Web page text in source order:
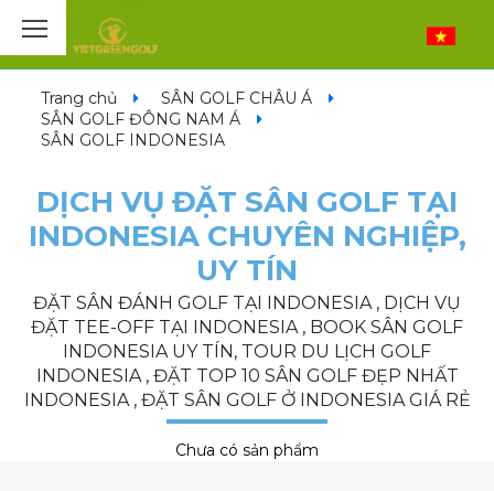
Trang chủ
SÂN GOLF CHÂU Á
SÂN GOLF ĐÔNG NAM Á
SÂN GOLF INDONESIA
DỊCH VỤ ĐẶT SÂN GOLF TẠI
INDONESIA CHUYÊN NGHIỆP,
UY TÍN
ĐẶT SÂN ĐÁNH GOLF TẠI INDONESIA , DỊCH VỤ
ĐẶT TEE-OFF TẠI INDONESIA , BOOK SÂN GOLF
INDONESIA UY TÍN, TOUR DU LỊCH GOLF
INDONESIA , ĐẶT TOP 10 SÂN GOLF ĐẸP NHẤT
INDONESIA , ĐẶT SÂN GOLF Ở INDONESIA GIÁ RẺ
Chưa có sản phẩm